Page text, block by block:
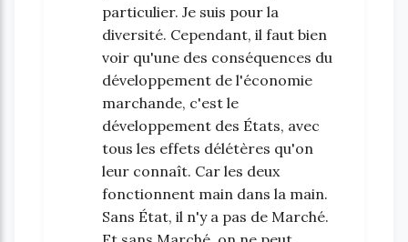
particulier. Je suis pour la
diversité. Cependant, il faut bien
voir qu'une des conséquences du
développement de l'économie
marchande, c'est le
développement des États, avec
tous les effets délétères qu'on
leur connaît. Car les deux
fonctionnent main dans la main.
Sans État, il n'y a pas de Marché.